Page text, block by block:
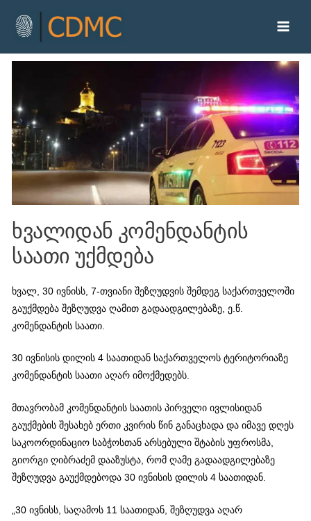
ხვალიდან კომენდანტის
საათი უქმდება
ხვალ, 30 ივნისს, 7-თვიანი შეზღუდვის შემდეგ საქართველოში
გაუქმდება შეზღუდვა ღამით გადაადგილებაზე, ე.წ.
კომენდანტის საათი.
30 ივნისის დილის 4 საათიდან საქართველოს ტერიტორიაზე
კომენდანტის საათი აღარ იმოქმედებს.
მთავრობამ კომენდანტის საათის პირველი ივლისიდან
გაუქმების შესახებ ერთი კვირის წინ განაცხადა და იმავე დღეს
საკოორდინაციო საბჭოსთან არსებული შტაბის უფროსმა,
გიორგი ღიბრაძემ დააზუსტა, რომ ღამე გადაადგილებაზე
შეზღუდვა გაუქმდებოდა 30 ივნისის დილის 4 საათიდან.
„30 ივნისს, საღამოს 11 საათიდან, შეზღუდვა აღარ